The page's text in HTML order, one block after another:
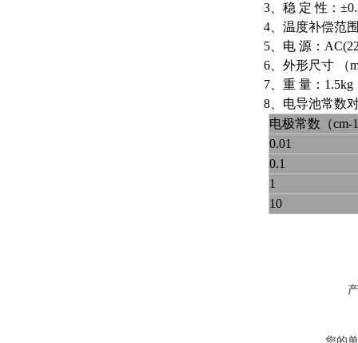
3、稳 定 性：
4、温度补偿范
5、电 源：
6、外形尺寸 （
7、重 量：1.5kg
8、电导池常数
电极常数（cm-
0.01
0.1
1
10